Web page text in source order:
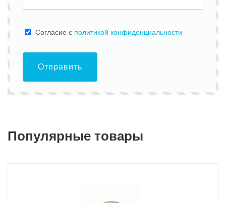
Cогласие с политикой конфиденциальности
Отправить
Популярные товары